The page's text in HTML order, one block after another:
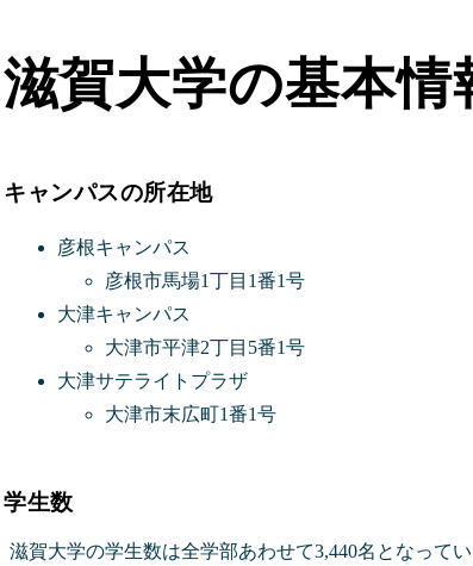
滋賀大学の基本情
キャンパスの所在地
彦根キャンパス
彦根市馬場1丁目1番1号
大津キャンパス
大津市平津2丁目5番1号
大津サテライトプラザ
大津市末広町1番1号
学生数
滋賀大学の学生数は全学部あわせて3,440名となってい